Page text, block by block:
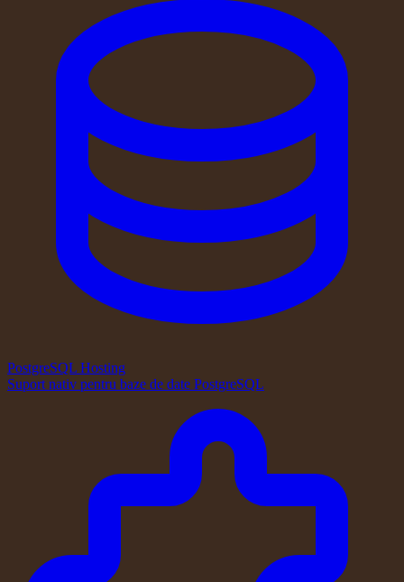
PostgreSQL Hosting
Suport nativ pentru baze de date PostgreSQL